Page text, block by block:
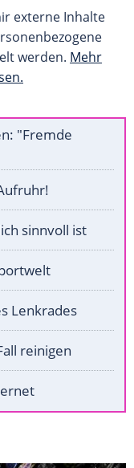
externe Inhalte
werden. Mehr
"Fremde
sinnvoll ist
Lenkrades
reinigen